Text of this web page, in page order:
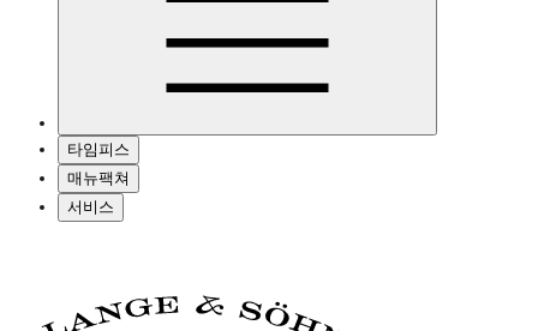
타임피스
매뉴팩쳐
서비스